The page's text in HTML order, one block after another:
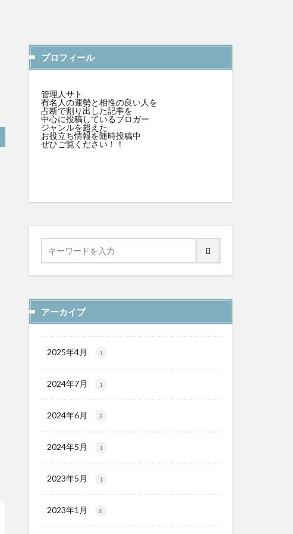
プロフィール
管理人サト
有名人の運勢と相性の良い人を
占断で割り出した記事を
中心に投稿しているブロガー
ジャンルを超えた
お役立ち情報を随時投稿中
ぜひご覧ください！！
アーカイブ
2025年4月 1
2024年7月 1
2024年6月 3
2024年5月 1
2023年5月 1
2023年1月 8